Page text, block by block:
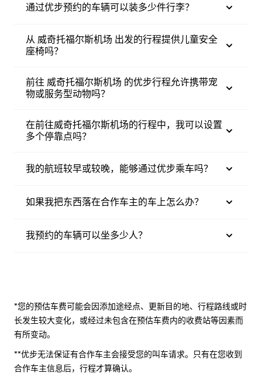
通过优步预约的车辆可以装多少件行李？
从 威奇托福尔斯机场 出发的行程提供儿童安全
座椅吗？
前往 威奇托福尔斯机场 的优步行程允许携带宠
物或服务型动物吗？
在前往威奇托福尔斯机场的行程中，我可以设置
多个停靠点吗？
我的航班较早或较晚，能够通过优步乘车吗？
如果我把东西落在合作车主的车上怎么办？
我预约的车辆可以坐多少人？
*您的预估车费可能会因添加途经点、更新目的地、行程路线或时
长发生较大变化，或经过未包含在预估车费内的收费站等因素而
有所变动。
**优步无法保证有合作车主会接受您的叫车请求。只有在您收到
合作车主信息后，行程才算确认。